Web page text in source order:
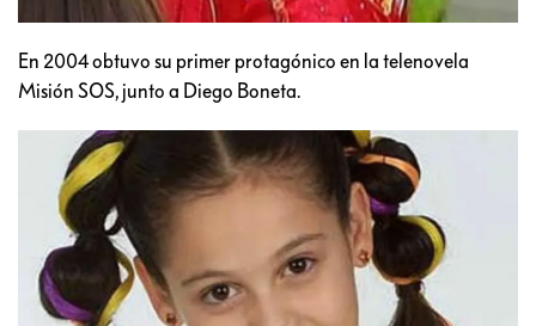
En 2004 obtuvo su primer protagónico en la telenovela
Misión SOS, junto a Diego Boneta.